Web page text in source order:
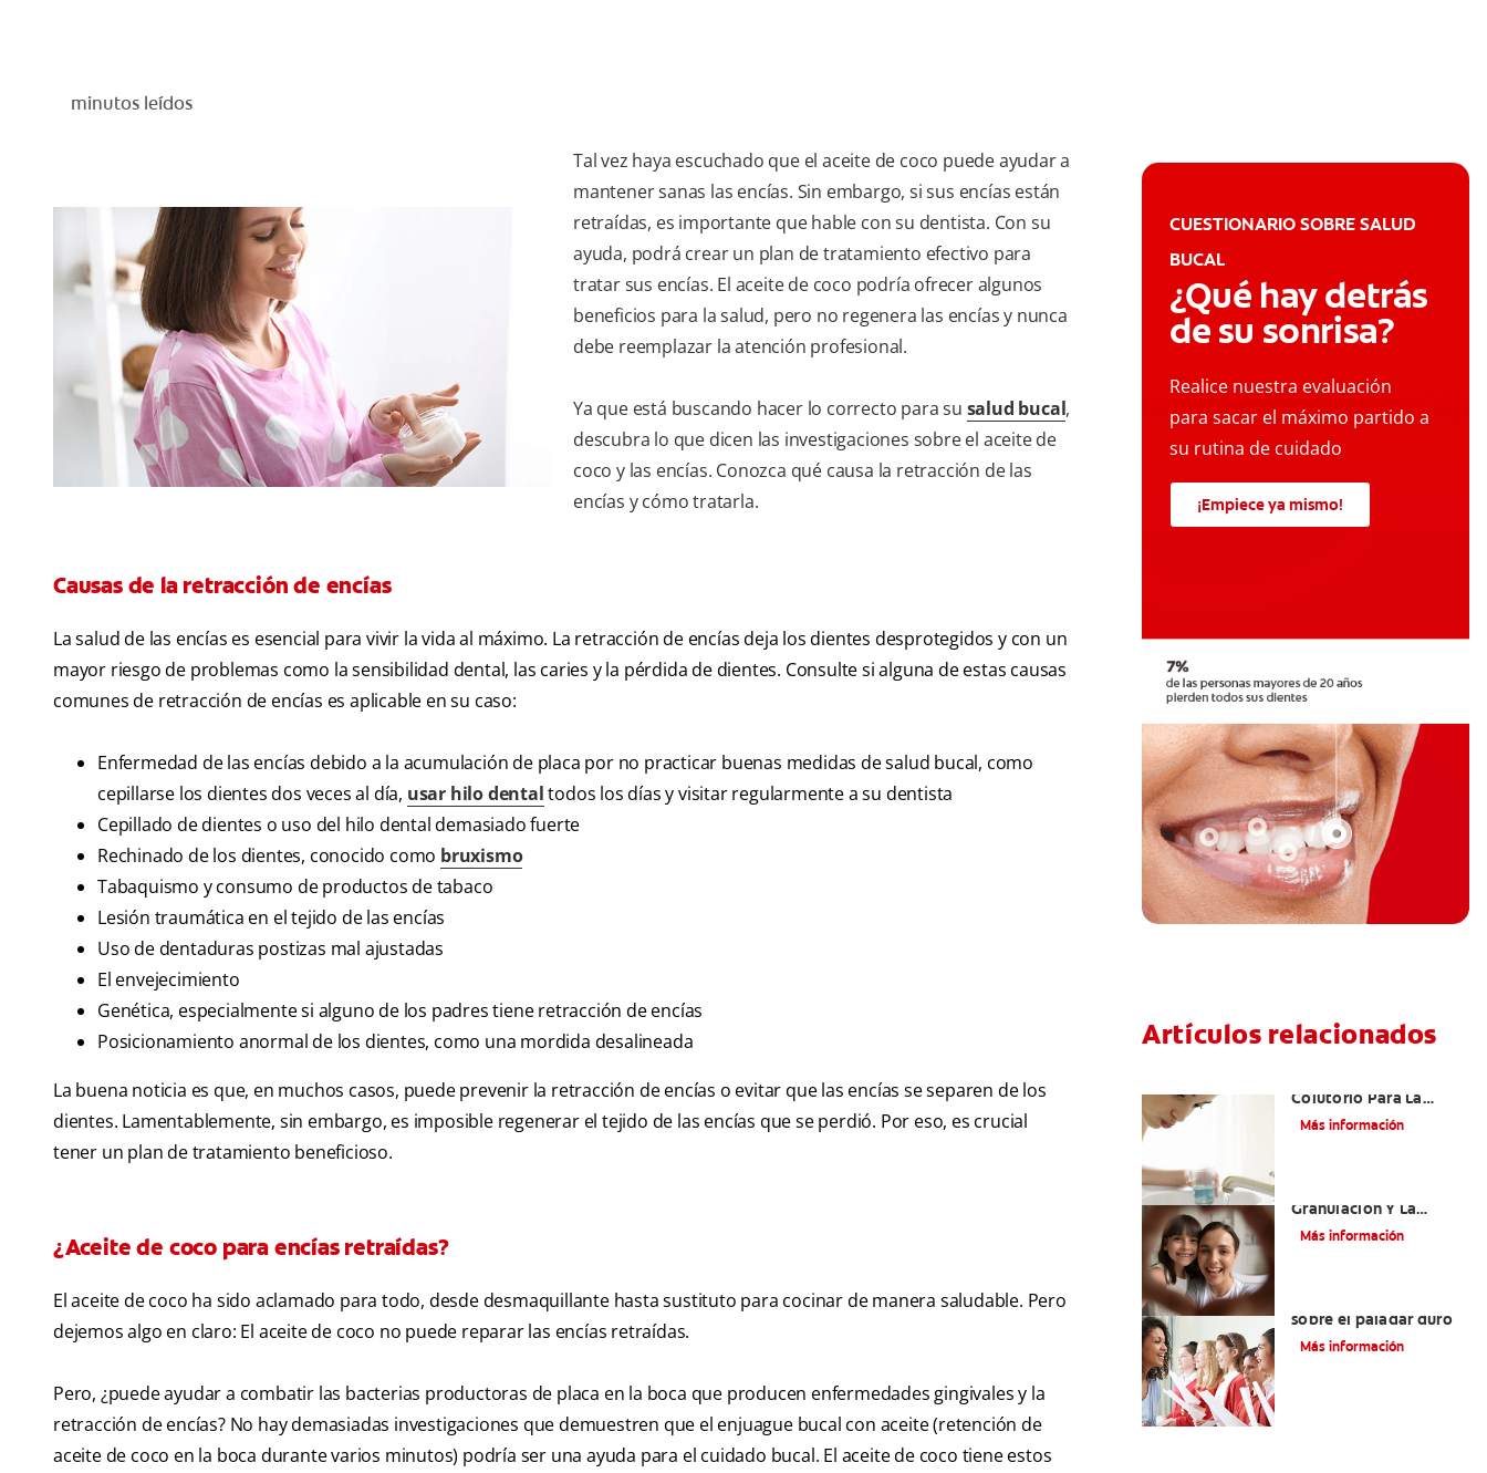
minutos leídos
Tal vez haya escuchado que el aceite de coco puede ayudar a
mantener sanas las encías. Sin embargo, si sus encías están
retraídas, es importante que hable con su dentista. Con su
ayuda, podrá crear un plan de tratamiento efectivo para
tratar sus encías. El aceite de coco podría ofrecer algunos
beneficios para la salud, pero no regenera las encías y nunca
debe reemplazar la atención profesional.
Ya que está buscando hacer lo correcto para su salud bucal,
descubra lo que dicen las investigaciones sobre el aceite de
coco y las encías. Conozca qué causa la retracción de las
encías y cómo tratarla.
Causas de la retracción de encías
La salud de las encías es esencial para vivir la vida al máximo. La retracción de encías deja los dientes desprotegidos y con un
mayor riesgo de problemas como la sensibilidad dental, las caries y la pérdida de dientes. Consulte si alguna de estas causas
comunes de retracción de encías es aplicable en su caso:
Enfermedad de las encías debido a la acumulación de placa por no practicar buenas medidas de salud bucal, como
cepillarse los dientes dos veces al día, usar hilo dentaltodos los días y visitar regularmente a su dentista
Cepillado de dientes o uso del hilo dental demasiado fuerte
Rechinado de los dientes, conocido como bruxismo
Tabaquismo y consumo de productos de tabaco
Lesión traumática en el tejido de las encías
Uso de dentaduras postizas mal ajustadas
El envejecimiento
Genética, especialmente si alguno de los padres tiene retracción de encías
Posicionamiento anormal de los dientes, como una mordida desalineada
La buena noticia es que, en muchos casos, puede prevenir la retracción de encías o evitar que las encías se separen de los
dientes. Lamentablemente, sin embargo, es imposible regenerar el tejido de las encías que se perdió. Por eso, es crucial
tener un plan de tratamiento beneficioso.
¿Aceite de coco para encías retraídas?
El aceite de coco ha sido aclamado para todo, desde desmaquillante hasta sustituto para cocinar de manera saludable. Pero
dejemos algo en claro: El aceite de coco no puede reparar las encías retraídas.
Pero, ¿puede ayudar a combatir las bacterias productoras de placa en la boca que producen enfermedades gingivales y la
retracción de encías? No hay demasiadas investigaciones que demuestren que el enjuague bucal con aceite (retención de
aceite de coco en la boca durante varios minutos) podría ser una ayuda para el cuidado bucal. El aceite de coco tiene estos
CUESTIONARIO SOBRE SALUD
BUCAL
¿Qué hay detrás
de su sonrisa?
Realice nuestra evaluación
para sacar el máximo partido a
su rutina de cuidado
¡Empiece ya mismo!
Artículos relacionados
Colutorio Para La
Gingivitis?
Más información
Granulación Y La
Cicatrización De
Más información
sobre el paladar duro
Más información